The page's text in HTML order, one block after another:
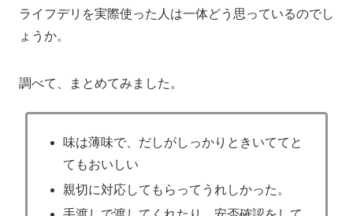
ライフデリを実際使った人は一体どう思っているのでし
ょうか。
調べて、まとめてみました。
味は薄味で、だしがしっかりときいててと
てもおいしい
親切に対応してもらってうれしかった。